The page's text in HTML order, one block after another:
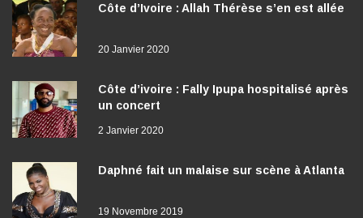
Côte d’Ivoire : Allah Thérèse s’en est allée
20 Janvier 2020
Côte d’ivoire : Fally Ipupa hospitalisé après
un concert
2 Janvier 2020
Daphné fait un malaise sur scène à Atlanta
19 Novembre 2019